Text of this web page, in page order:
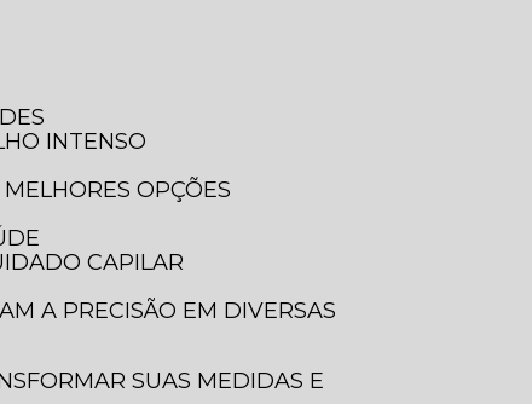
INTENSO
OPÇÕES
CAPILAR